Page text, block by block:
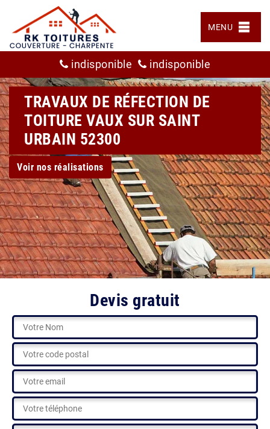
MENU
indisponible indisponible
TRAVAUX DE RÉFECTION DE
TOITURE VAUX SUR SAINT
URBAIN 52300
Voir nos réalisations
Devis gratuit